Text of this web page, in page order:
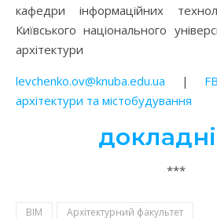
кафедри інформаційних
Київського національного
архітектури
levchenko.ov@knuba.edu.ua |
архітектури та містобудування
***
BIM
Архітектурний факультет